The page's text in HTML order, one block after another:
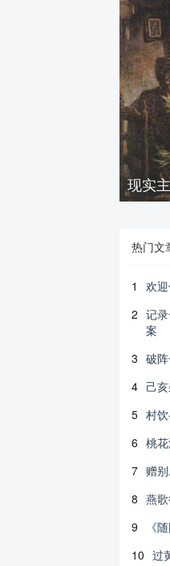
现实
热门文
1
欢
2 记
案
3 破
4 己
5 村
6 桃
7 赠
8 燕
9
《
10 过